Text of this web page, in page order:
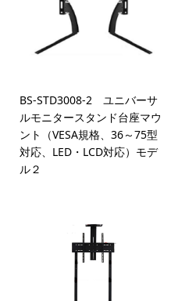
BS-STD3008-2 ユニバーサ
ルモニタースタンド台座マウ
ント（VESA規格、36～75型
対応、LED・LCD対応）モデ
ル２